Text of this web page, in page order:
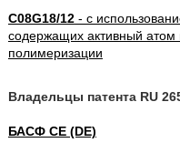
C08G18/12- с
содержащих активный атом
полимеризации
Владельцы патента RU
БАСФ СЕ (DE)